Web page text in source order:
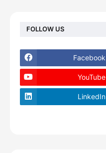
FOLLOW US
Facebook
YouTube
LinkedIn